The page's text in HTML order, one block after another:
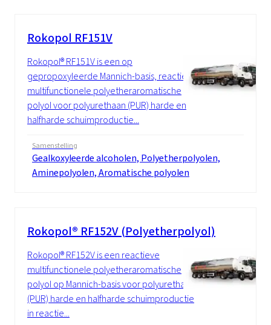
Rokopol RF151V
Rokopol® RF151V is een op
gepropoxyleerde Mannich-basis, reactieve
multifunctionele polyetheraromatische
polyol voor polyurethaan (PUR) harde en
halfharde schuimproductie...
Samenstelling
Gealkoxyleerde alcoholen, Polyetherpolyolen,
Aminepolyolen, Aromatische polyolen
Rokopol® RF152V (Polyetherpolyol)
Rokopol® RF152V is een reactieve
multifunctionele polyetheraromatische
polyol op Mannich-basis voor polyurethaan
(PUR) harde en halfharde schuimproductie
in reactie...